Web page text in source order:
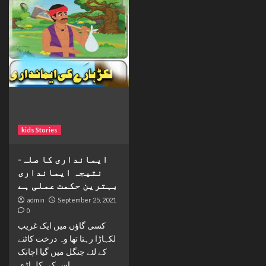
kids Stories
ایمانداری کا صلہ-
نتیجہ ایمانداری
بہترین حکمت عملی ہے
admin September 25, 2021
0
کسی گاؤں میں ایک غریب
لکہاڑا رہتا تھا وہ درخت کاٹنے
کے لئے جنگل میں گیا اچانک